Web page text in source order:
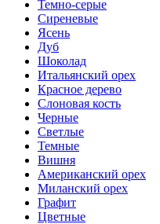
Темно-серые
Сиреневые
Ясень
Дуб
Шоколад
Итальянский орех
Красное дерево
Слоновая кость
Черные
Светлые
Темные
Вишня
Американский орех
Миланский орех
Графит
Цветные